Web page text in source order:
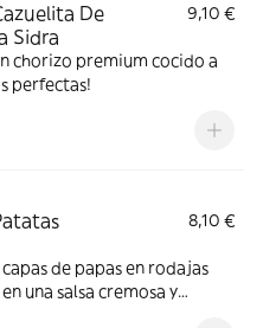
De
Sidra
9,10 €
chorizo ​​premium cocido a
perfectas!
8,10 €
de papas en rodajas
una salsa cremosa y